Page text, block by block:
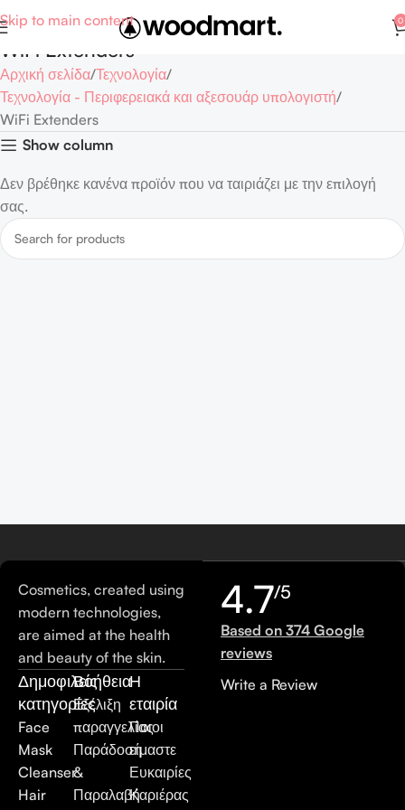
Skip to main content 0
WiFi Extenders
Αρχική σελίδα Τεχνολογία
Τεχνολογία - Περιφερειακά και αξεσουάρ υπολογιστή
WiFi Extenders
Show column
Δεν βρέθηκε κανένα προϊόν που να ταιριάζει με την επιλογή
σας.
Cosmetics, created using
modern technologies,
are aimed at the health
and beauty of the skin.
Δημοφιλείς
κατηγορίες
Face
Mask
Cleanser
Hair
Βοήθεια
Εξέλιξη
παραγγελίας
Παράδοση
&
Παραλαβή
Η
εταιρία
Ποιοι
είμαστε
Ευκαιρίες
Καριέρας
4.7/5
Based on 374 Google
reviews
Write a Review